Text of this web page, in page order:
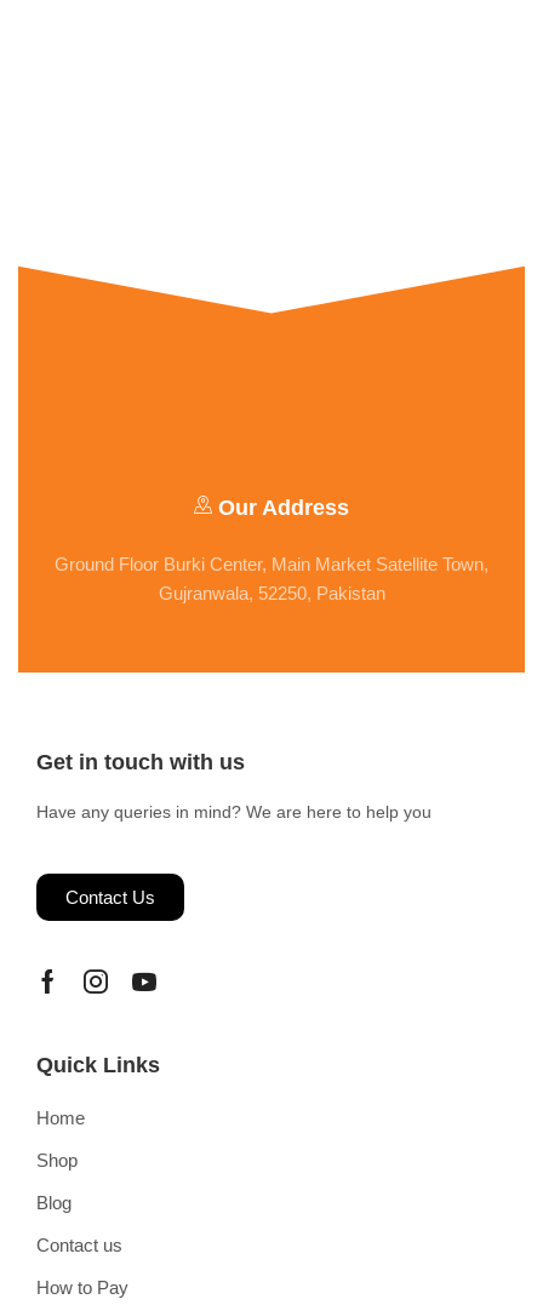
Our Address
Ground Floor Burki Center, Main Market Satellite Town,
Gujranwala, 52250, Pakistan
Get in touch with us
Have any queries in mind? We are here to help you
Contact Us
Quick Links
Home
Shop
Blog
Contact us
How to Pay